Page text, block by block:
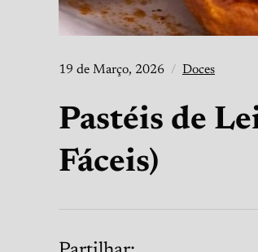
19 de Março, 2026 Doces
Pastéis de
Fáceis)